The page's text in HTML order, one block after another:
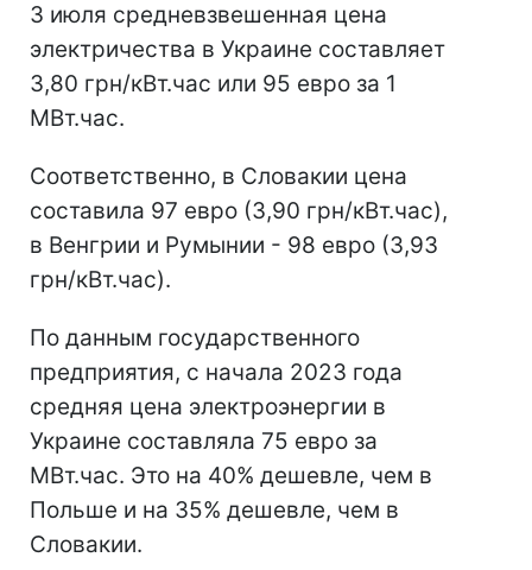
3 июля средневзвешенная цена
электричества в Украине составляет
3,80 грн/кВт.час или 95 евро за 1
МВт.час.
Соответственно, в Словакии цена
составила 97 евро (3,90 грн/кВт.час),
в Венгрии и Румынии - 98 евро (3,93
грн/кВт.час).
По данным государственного
предприятия, с начала 2023 года
средняя цена электроэнергии в
Украине составляла 75 евро за
МВт.час. Это на 40% дешевле, чем в
Польше и на 35% дешевле, чем в
Словакии.